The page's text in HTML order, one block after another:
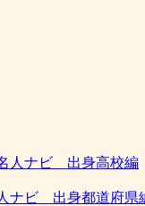
人ナビ 出身高校編
ナビ 出身都道府県